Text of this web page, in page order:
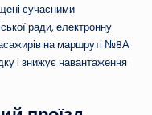
сучасними
ради, електронну
на маршруті №8А
і знижує навантаження